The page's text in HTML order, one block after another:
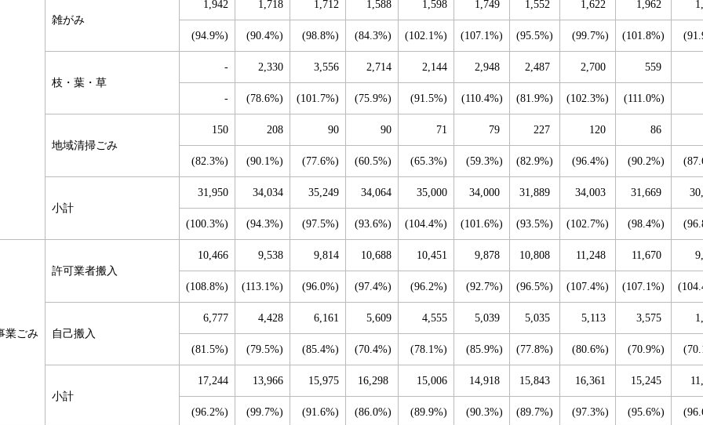
雑がみ
1,942 1,718 1,712 1,588 1,598 1,749 1,552 1,622 1,962
(94.9%) (90.4%) (98.8%) (84.3%) (102.1%) (107.1%) (95.5%) (99.7%) (101.8%)
枝・葉・草
- 2,330 3,556 2,714 2,144 2,948 2,487 2,700 559
- (78.6%) (101.7%) (75.9%) (91.5%) (110.4%) (81.9%) (102.3%) (111.0%)
地域清掃ごみ
150 208 90 90 71 79 227 120 86
(82.3%) (90.1%) (77.6%) (60.5%) (65.3%) (59.3%) (82.9%) (96.4%) (90.2%)
小計
31,950 34,034 35,249 34,064 35,000 34,000 31,889 34,003 31,669
(100.3%) (94.3%) (97.5%) (93.6%) (104.4%) (101.6%) (93.5%) (102.7%) (98.4%)
業ごみ
許可業者搬入
10,466 9,538 9,814 10,688 10,451 9,878 10,808 11,248 11,670
(108.8%) (113.1%) (96.0%) (97.4%) (96.2%) (92.7%) (96.5%) (107.4%) (107.1%)
自己搬入
6,777 4,428 6,161 5,609 4,555 5,039 5,035 5,113 3,575
(81.5%) (79.5%) (85.4%) (70.4%) (78.1%) (85.9%) (77.8%) (80.6%) (70.9%)
小計
17,244 13,966 15,975 16,298 15,006 14,918 15,843 16,361 15,245
(96.2%) (99.7%) (91.6%) (86.0%) (89.9%) (90.3%) (89.7%) (97.3%) (95.6%)